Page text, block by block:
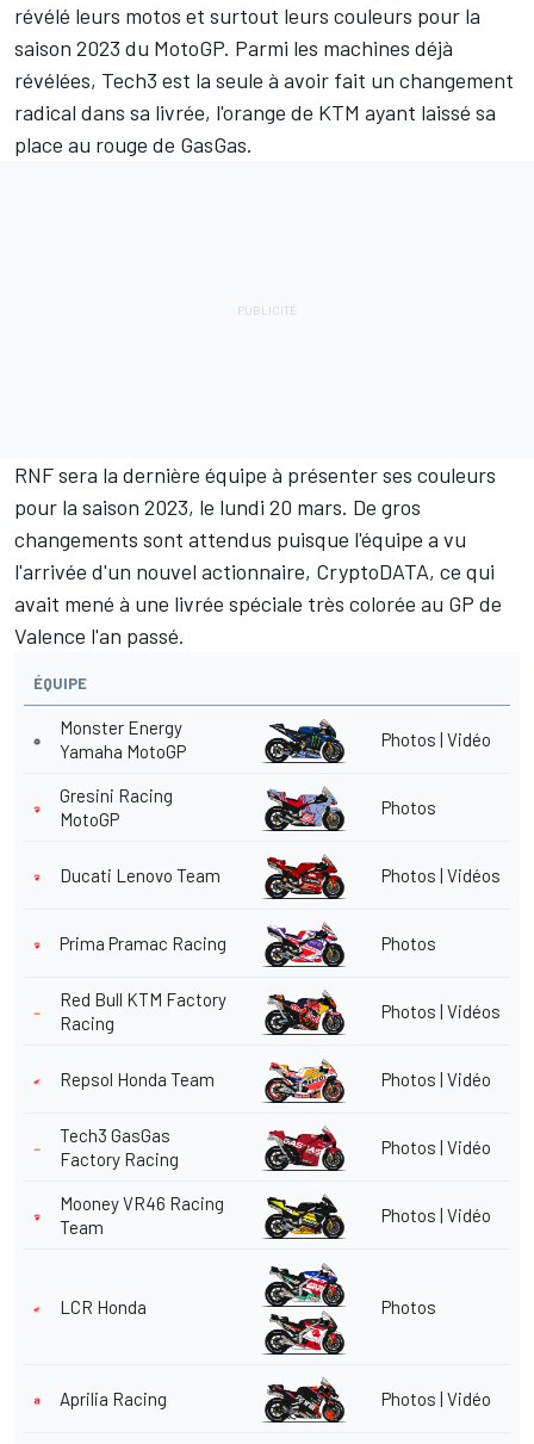
révélé leurs motos et surtout leurs couleurs pour la
saison 2023 du MotoGP. Parmi les machines déjà
révélées, Tech3 est la seule à avoir fait un changement
radical dans sa livrée, l'orange de KTM ayant laissé sa
place au rouge de GasGas.
RNF sera la dernière équipe à présenter ses couleurs
pour la saison 2023, le lundi 20 mars. De gros
changements sont attendus puisque l'équipe a vu
l'arrivée d'un nouvel actionnaire, CryptoDATA, ce qui
avait mené à une livrée spéciale très colorée au GP de
Valence l'an passé.
ÉQUIPE
Monster Energy
Yamaha MotoGP
Photos | Vidéo
Gresini Racing
MotoGP
Photos
Ducati Lenovo Team Photos | Vidéos
Prima Pramac Racing Photos
Red Bull KTM Factory
Racing
Photos | Vidéos
Repsol Honda Team Photos | Vidéo
Tech3 GasGas
Factory Racing
Photos | Vidéo
Mooney VR46 Racing
Team
Photos | Vidéo
LCR Honda Photos
Aprilia Racing Photos | Vidéo